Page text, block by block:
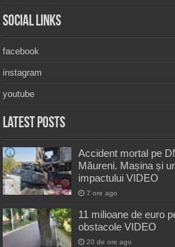
Social Links
facebook
instagram
youtube
Latest Posts
Accident mortal pe
Măureni. Mașina și
impactului VIDEO
7 ore ago
11 milioane de euro
obstacole VIDEO
20 de ore ago